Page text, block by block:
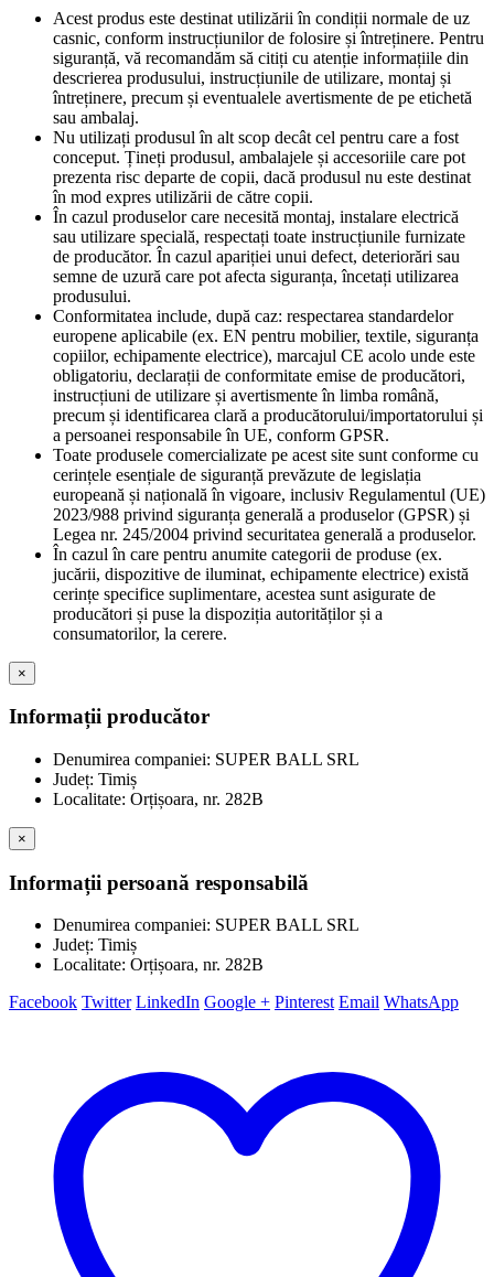
Acest produs este destinat utilizării în condiții normale de uz
casnic, conform instrucțiunilor de folosire și întreținere. Pentru
siguranță, vă recomandăm să citiți cu atenție informațiile din
descrierea produsului, instrucțiunile de utilizare, montaj și
întreținere, precum și eventualele avertismente de pe etichetă
sau ambalaj.
Nu utilizați produsul în alt scop decât cel pentru care a fost
conceput. Țineți produsul, ambalajele și accesoriile care pot
prezenta risc departe de copii, dacă produsul nu este destinat
în mod expres utilizării de către copii.
În cazul produselor care necesită montaj, instalare electrică
sau utilizare specială, respectați toate instrucțiunile furnizate
de producător. În cazul apariției unui defect, deteriorări sau
semne de uzură care pot afecta siguranța, încetați utilizarea
produsului.
Conformitatea include, după caz: respectarea standardelor
europene aplicabile (ex. EN pentru mobilier, textile, siguranța
copiilor, echipamente electrice), marcajul CE acolo unde este
obligatoriu, declarații de conformitate emise de producători,
instrucțiuni de utilizare și avertismente în limba română,
precum și identificarea clară a producătorului/importatorului și
a persoanei responsabile în UE, conform GPSR.
Toate produsele comercializate pe acest site sunt conforme cu
cerințele esențiale de siguranță prevăzute de legislația
europeană și națională în vigoare, inclusiv Regulamentul (UE)
2023/988 privind siguranța generală a produselor (GPSR) și
Legea nr. 245/2004 privind securitatea generală a produselor.
În cazul în care pentru anumite categorii de produse (ex.
jucării, dispozitive de iluminat, echipamente electrice) există
cerințe specifice suplimentare, acestea sunt asigurate de
producători și puse la dispoziția autorităților și a
consumatorilor, la cerere.
×
Informații producător
Denumirea companiei: SUPER BALL SRL
Județ: Timiș
Localitate: Orțișoara, nr. 282B
×
Informații persoană responsabilă
Denumirea companiei: SUPER BALL SRL
Județ: Timiș
Localitate: Orțișoara, nr. 282B
Facebook Twitter LinkedIn Google + Pinterest Email WhatsApp